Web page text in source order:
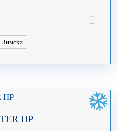
Зимски
HP